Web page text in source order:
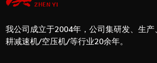
我公司成立于2004年，公司集研发、生
耕减速机/空压机/等行业20余年。